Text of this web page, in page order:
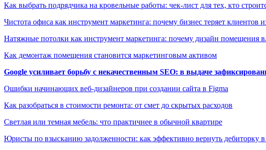
Как выбрать подрядчика на кровельные работы: чек-лист для тех, кто
Чистота офиса как инструмент маркетинга: почему бизнес теряет клиентов
Натяжные потолки как инструмент маркетинга: почему дизайн помещения
Как демонтаж помещения становится маркетинговым активом
Google усиливает борьбу с некачественным SEO: в выдаче
Ошибки начинающих веб-дизайнеров при создании сайта в Figma
Как разобраться в стоимости ремонта: от смет до скрытых расходов
Светлая или темная мебель: что практичнее в обычной квартире
Юристы по взысканию задолженности: как эффективно вернуть дебиторку в